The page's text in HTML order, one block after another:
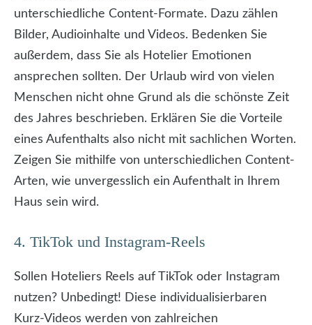
unterschiedliche Content-Formate. Dazu zählen
Bilder, Audioinhalte und Videos. Bedenken Sie
außerdem, dass Sie als Hotelier Emotionen
ansprechen sollten. Der Urlaub wird von vielen
Menschen nicht ohne Grund als die schönste Zeit
des Jahres beschrieben. Erklären Sie die Vorteile
eines Aufenthalts also nicht mit sachlichen Worten.
Zeigen Sie mithilfe von unterschiedlichen Content-
Arten, wie unvergesslich ein Aufenthalt in Ihrem
Haus sein wird.
4. TikTok und Instagram-Reels
Sollen Hoteliers Reels auf TikTok oder Instagram
nutzen? Unbedingt! Diese individualisierbaren
Kurz-Videos werden von zahlreichen